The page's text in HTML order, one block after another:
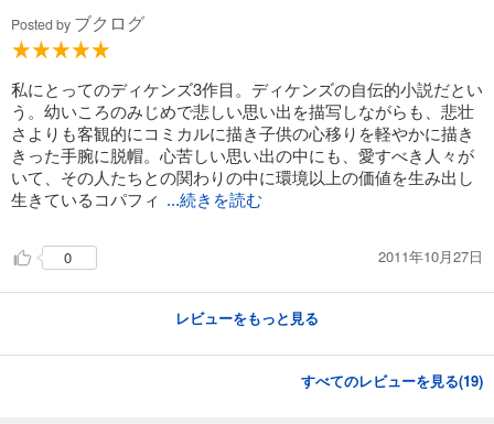
Posted by ブクログ
私にとってのディケンズ3作目。ディケンズの自伝的小説だとい
う。幼いころのみじめで悲しい思い出を描写しながらも、悲壮
さよりも客観的にコミカルに描き子供の心移りを軽やかに描き
きった手腕に脱帽。心苦しい思い出の中にも、愛すべき人々が
いて、その人たちとの関わりの中に環境以上の価値を生み出し
生きているコパフィ
...続きを読む
0 2011年10月27日
レビューをもっと見る
すべてのレビューを見る(19)